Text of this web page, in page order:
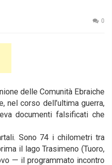
0
delle Comunità Ebraiche
nel corso dell’ultima guerra,
documenti falsificati che
Sono 74 i chilometri tra
il lago Trasimeno (Tuoro,
— il programmato incontro